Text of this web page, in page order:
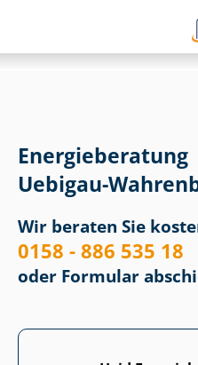
Energieberatung
Uebigau-
Wir beraten Sie
0158 - 886 535 18
oder Formular